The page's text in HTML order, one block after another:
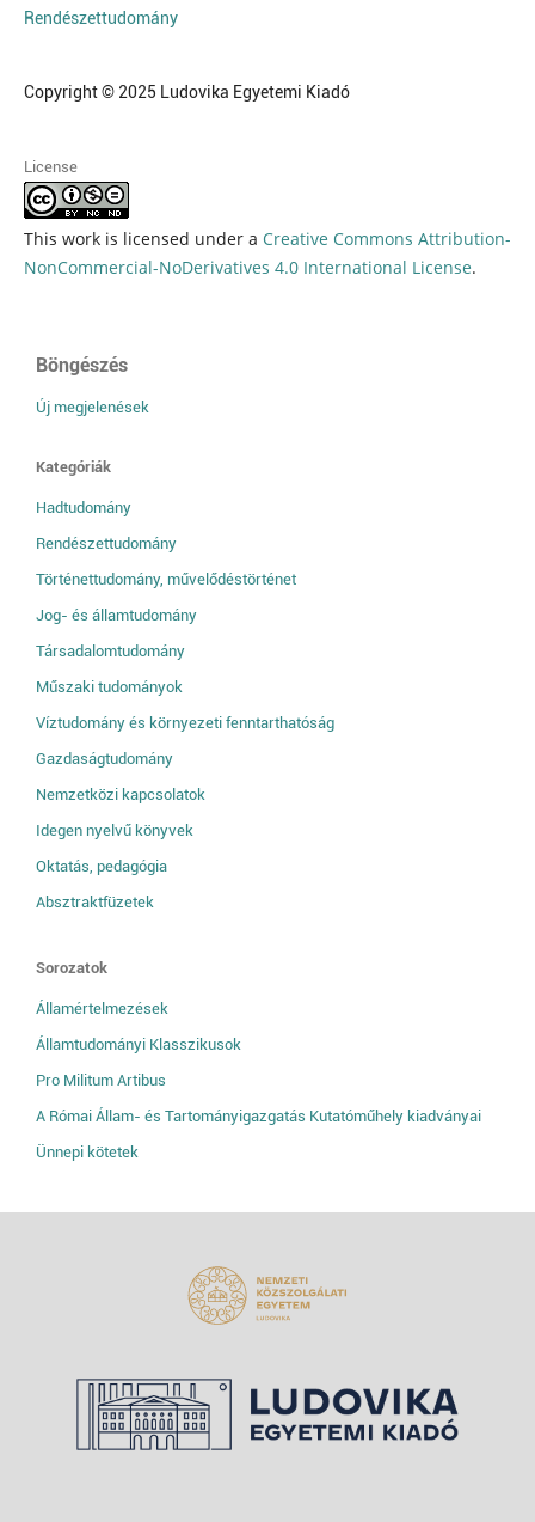
Rendészettudomány
Copyright © 2025 Ludovika Egyetemi Kiadó
License
This work is licensed under a Creative Commons Attribution-
NonCommercial-NoDerivatives 4.0 International License.
Böngészés
Új megjelenések
Kategóriák
Hadtudomány
Rendészettudomány
Történettudomány, művelődéstörténet
Jog- és államtudomány
Társadalomtudomány
Műszaki tudományok
Víztudomány és környezeti fenntarthatóság
Gazdaságtudomány
Nemzetközi kapcsolatok
Idegen nyelvű könyvek
Oktatás, pedagógia
Absztraktfüzetek
Sorozatok
Államértelmezések
Államtudományi Klasszikusok
Pro Militum Artibus
A Római Állam- és Tartományigazgatás Kutatóműhely kiadványai
Ünnepi kötetek